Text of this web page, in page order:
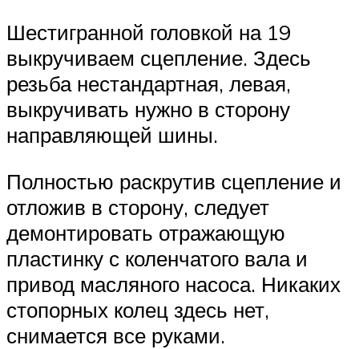
Шестигранной головкой на 19
выкручиваем сцепление. Здесь
резьба нестандартная, левая,
выкручивать нужно в сторону
направляющей шины.
Полностью раскрутив сцепление и
отложив в сторону, следует
демонтировать отражающую
пластинку с коленчатого вала и
привод масляного насоса. Никаких
стопорных колец здесь нет,
снимается все руками.